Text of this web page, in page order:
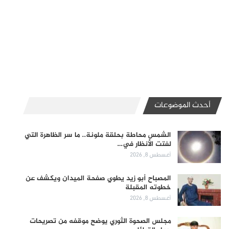
أحدث الموضوعات
الشمس محاطة بحلقة ملونة.. ما سر الظاهرة التي
لفتت الأنظار في…
أغسطس 8, 2026
المصباح أبو زيد يطوي صفحة الميدان ويكشف عن
خطوته المقبلة
أغسطس 8, 2026
مجلس الصحوة الثوري يوضح موقفه من تصريحات